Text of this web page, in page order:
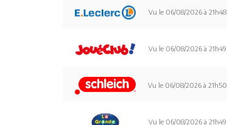
Vu le 06/08/2026 à 21h48
Vu le 06/08/2026 à 21h49
Vu le 06/08/2026 à 21h50
Vu le 06/08/2026 à 21h49